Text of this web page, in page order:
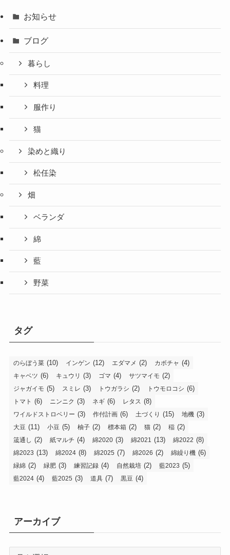
お知らせ
ブログ
暮らし
料理
服作り
猫
染めと織り
松任染
畑
ベランダ
綿
藍
野菜
タグ
のらぼう菜 (10) インゲン (12) エダマメ (2) カボチャ (4)
キャベツ (6) キュウリ (3) ゴマ (4) サツマイモ (2)
ジャガイモ (5) スミレ (3) トウガラシ (2) トウモロコシ (6)
トマト (6) ニンニク (3) ネギ (6) レタス (8)
ワイルドストロベリー (3) 作付計画 (6) 土づくり (15) 地機 (3)
大豆 (11) 小豆 (5) 柚子 (2) 標本箱 (2) 猫 (2) 稲 (2)
筬通し (2) 紙マルチ (4) 綿2020 (3) 綿2021 (13) 綿2022 (8)
綿2023 (13) 綿2024 (8) 綿2025 (7) 綿2026 (2) 綿繰り機 (6)
緑綿 (2) 緑肥 (3) 練習記録 (4) 自然栽培 (2) 藍2023 (5)
藍2024 (4) 藍2025 (3) 道具 (7) 黒豆 (4)
アーカイブ